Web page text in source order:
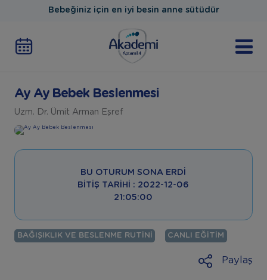
Bebeğiniz için en iyi besin anne sütüdür
Ay Ay Bebek Beslenmesi
Uzm. Dr. Ümit Arman Eşref
BU OTURUM SONA ERDI
BITIŞ TARIHI : 2022-12-06
21:05:00
BAĞIŞIKLIK VE BESLENME RUTINI CANLI EĞITIM
Paylaş